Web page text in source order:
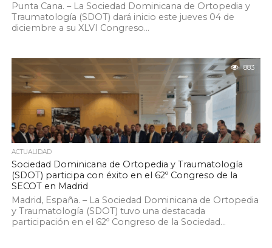
Punta Cana. – La Sociedad Dominicana de Ortopedia y
Traumatología (SDOT) dará inicio este jueves 04 de
diciembre a su XLVI Congreso...
883
ACTUALIDAD
Sociedad Dominicana de Ortopedia y Traumatología
(SDOT) participa con éxito en el 62º Congreso de la
SECOT en Madrid
Madrid, España. – La Sociedad Dominicana de Ortopedia
y Traumatología (SDOT) tuvo una destacada
participación en el 62º Congreso de la Sociedad...